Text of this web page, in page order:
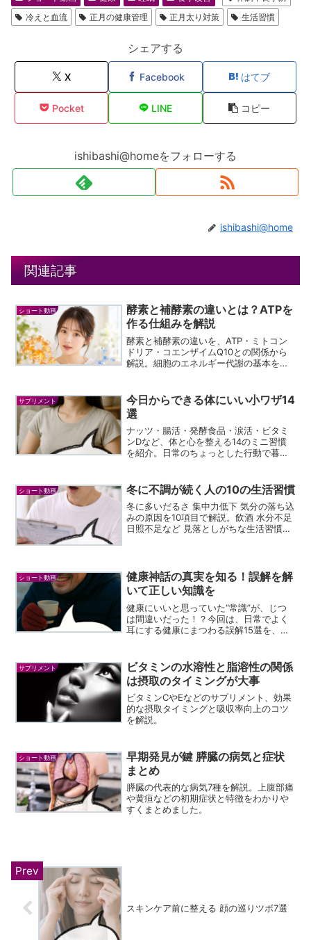
冷えと血流
正月の健康管理 正月太り対策 生活習慣
シェアする
X Facebook はてブ
Pocket LINE コピー
ishibashi@homeをフォローする
ishibashi@home
関連記事
ショート動画
酵素と補酵素の違いとは？ATPを
作る仕組みを解説
酵素と補酵素の違いを、ATP・ミトコン
ドリア・コエンザイムQ10との関係から
解説。細胞のエネルギー代謝の基本を分
サプリメント
今日からできる体にいい小ワザ14
選
ナッツ・腸活・発酵食品・涙活・ビタミ
ンDなど、体と心を整える14のミニ習慣
を紹介。日常のちょっとした行動で暮ら
ショート動画 冬に不調が続く人の10の生活習慣
冬に多いだるさ 集中力低下 気分の落ち込
みの原因を10項目で解説。飲酒 水分不足
日照不足など 見落としがちな生活習慣を
ショート動画
健康神話の真実を知る！誤解を解
いて正しい知識を
健康にいいと思っていた“常識”が、じつ
は間違いだった！？今回は、日常でよく
耳にする健康にまつわる誤解15選を、科
サプリメント
ビタミンの水溶性と脂溶性の関係
は摂取のタイミングが大事
ビタミンCやEなどのサプリメント、効果
的な摂取タイミングと吸収率向上のコツ
を解説。
ショート動画
早期発見が鍵 膵臓の病気と症状
まとめ
膵臓の代表的な病気7種を解説。上腹部痛
や黄疸などの初期症状と特徴をわかりや
すくまとめました。
スキンケア前に整える 顔の巡りツボ7選